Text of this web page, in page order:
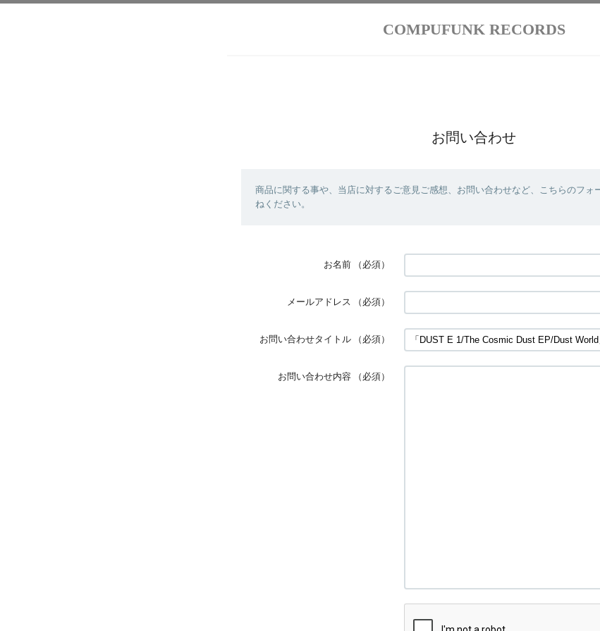
COMPUFUNK RECORDS
お問い合わせ
商品に関する事や、当店に対するご意見ご感想、お問い合わせなど、こちらのフォ
ねください。
お名前 （必須）
メールアドレス （必須）
お問い合わせタイトル （必須）
お問い合わせ内容 （必須）